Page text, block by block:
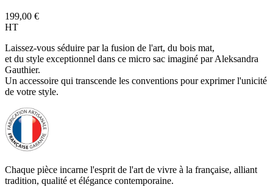
199,00 €
HT
Laissez-vous séduire par la fusion de l'art, du bois mat,
et du style exceptionnel dans ce micro sac imaginé par Aleksandra
Gauthier.
Un accessoire qui transcende les conventions pour exprimer l'unicité
de votre style.
Chaque pièce incarne l'esprit de l'art de vivre à la française, alliant
tradition, qualité et élégance contemporaine.